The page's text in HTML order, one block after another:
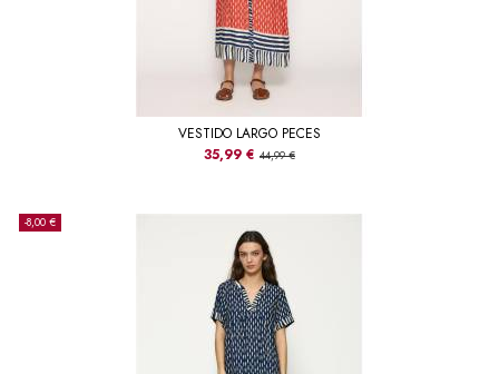
VESTIDO LARGO PECES
35,99 € 44,99 €
-8,00 €